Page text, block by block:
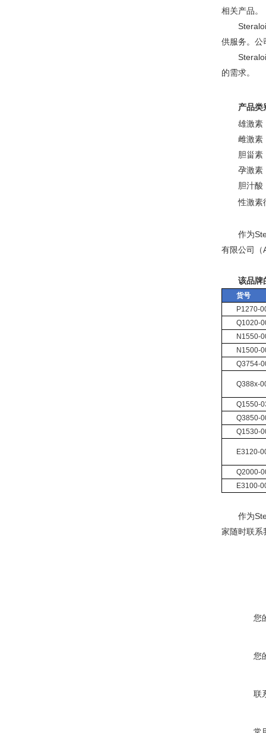
相关产品。
供服务。公
的需求。
产品类
雄激素
雌激素
胆甾素
孕激素
胆汁酸
性激素
作为
有限公司（
该品牌
货号
P1270-
Q1020-
N1550-
N1500-
Q3754-
Q388x-
Q1550-
Q3850-
Q1530-
E3120-
Q2000-
E3100-
作为
家随时联系
您
您
联